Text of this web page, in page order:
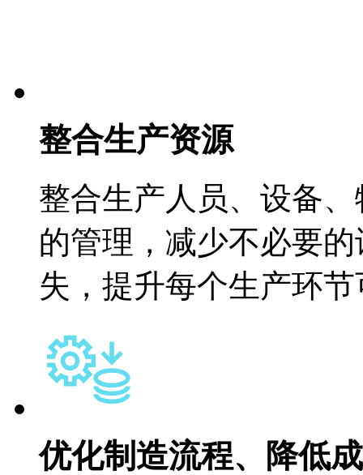
整合生产资源
整合生产人员、设备
的管理，减少不必
失，提升每个生产环
优化制造流程、降低